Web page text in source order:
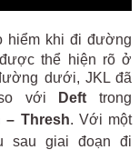
hiểm khi đi đường
thể hiện rõ ở
dưới, JKL đã
với
Defttrong
– Thresh. Với một
sau giai đoạn đi